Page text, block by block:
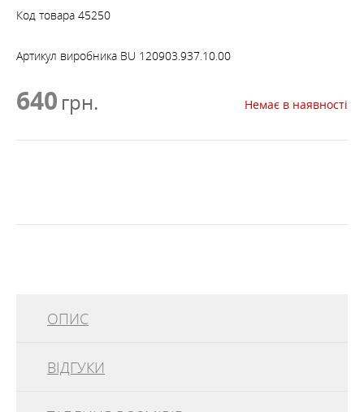
Код товара 45250
Артикул виробника BU 120903.937.10.00
640 грн. Немає в наявності
ОПИС
Buff Polar – це теплий зимовий бафф з категорії Polar
ВІДГУКИ